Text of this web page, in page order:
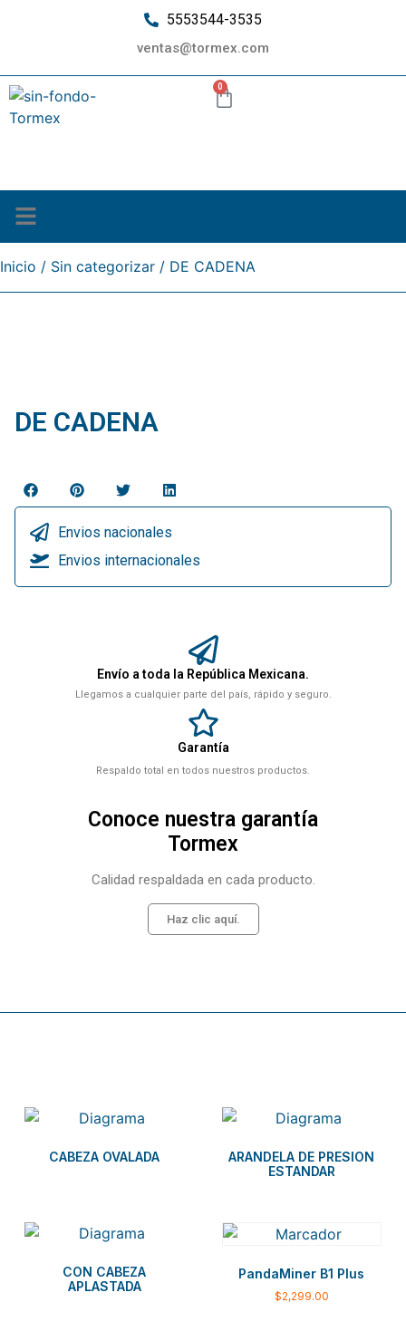
5553544-3535
ventas@tormex.com
0
Inicio / Sin categorizar / DE CADENA
DE CADENA
Envios nacionales
Envios internacionales
Envío a toda la República Mexicana.
Llegamos a cualquier parte del país, rápido y seguro.
Garantía
Respaldo total en todos nuestros productos.
Conoce nuestra garantía
Tormex
Calidad respaldada en cada producto.
Haz clic aquí.
CABEZA OVALADA
ARANDELA DE PRESION
ESTANDAR
CON CABEZA
APLASTADA
PandaMiner B1 Plus
$2,299.00